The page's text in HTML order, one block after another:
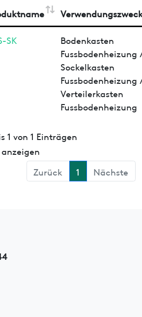
SK
Bodenkasten
Fussbodenheizung
Sockelkasten
Fussbodenheizung
Verteilerkasten
Fussbodenheizung
1 von 1 Einträgen
Zurück
1 Nächste